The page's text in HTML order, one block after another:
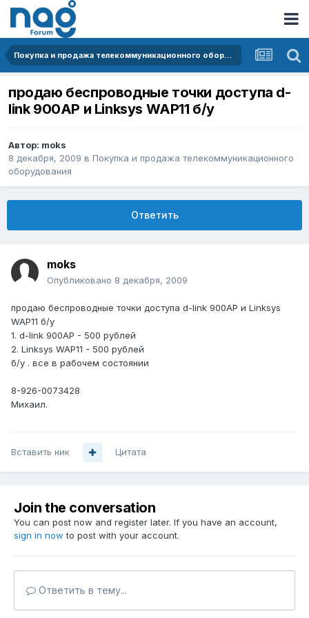
Покупка и продажа телекоммуникационного оборудования
продаю беспроводные точки доступа d-
link 900AP и Linksys WAP11 б/у
Автор: moks
8 декабря, 2009 в Покупка и продажа телекоммуникационного
оборудования
Ответить
moks
Опубликовано 8 декабря, 2009
продаю беспроводные точки доступа d-link 900AP и Linksys
WAP11 б/у
1. d-link 900AP - 500 рублей
2. Linksys WAP11 - 500 рублей
б/у . все в рабочем состоянии
8-926-0073428
Михаил.
Вставить ник Цитата
Join the conversation
You can post now and register later. If you have an account,
sign in now to post with your account.
Ответить в тему...